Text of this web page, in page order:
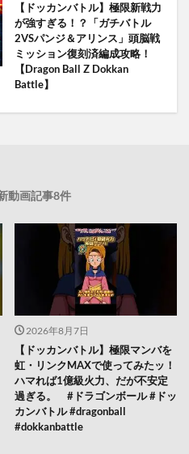
【ドッカンバトル】極限新戦力
が強すぎる！？「ガチバトル
2VSパンジ＆アリンス」頭脳戦
ミッション復刻済編成攻略！
【Dragon Ball Z Dokkan
Battle】
動画記事8件
2026年8月7日
【ドッカンバトル】極限マンバを
虹・リンクMAXで使ってみたッ！
ハマれば1億級火力、だが不安定
過ぎる。 #ドラゴンボール #ドッ
カンバトル #dragonball
#dokkanbattle